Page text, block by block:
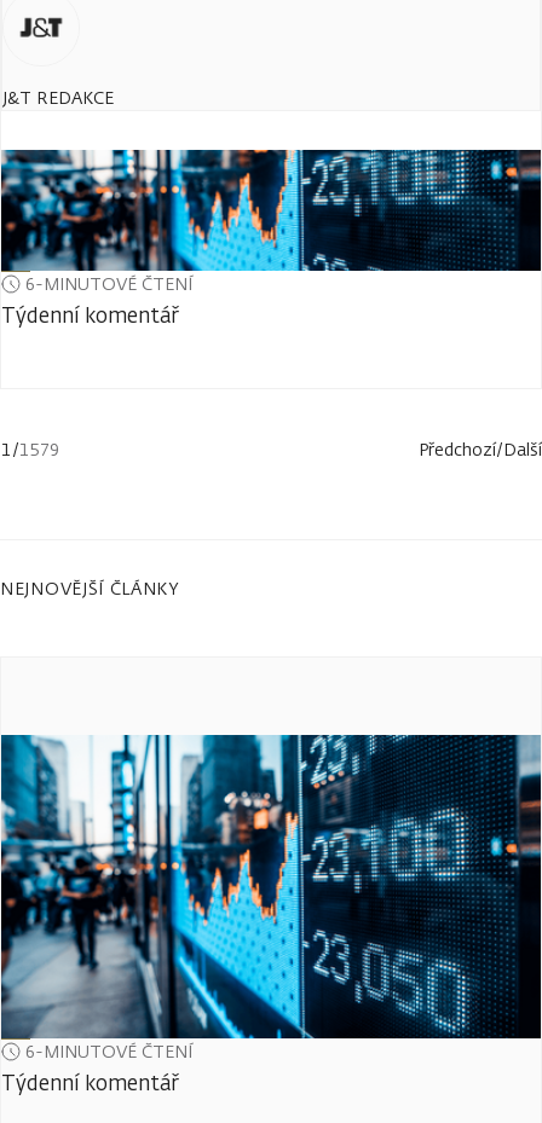
J&T REDAKCE
6-MINUTOVÉ ČTENÍ
Týdenní komentář
1/1579 Předchozí/Další
NEJNOVĚJŠÍ ČLÁNKY
6-MINUTOVÉ ČTENÍ
Týdenní komentář